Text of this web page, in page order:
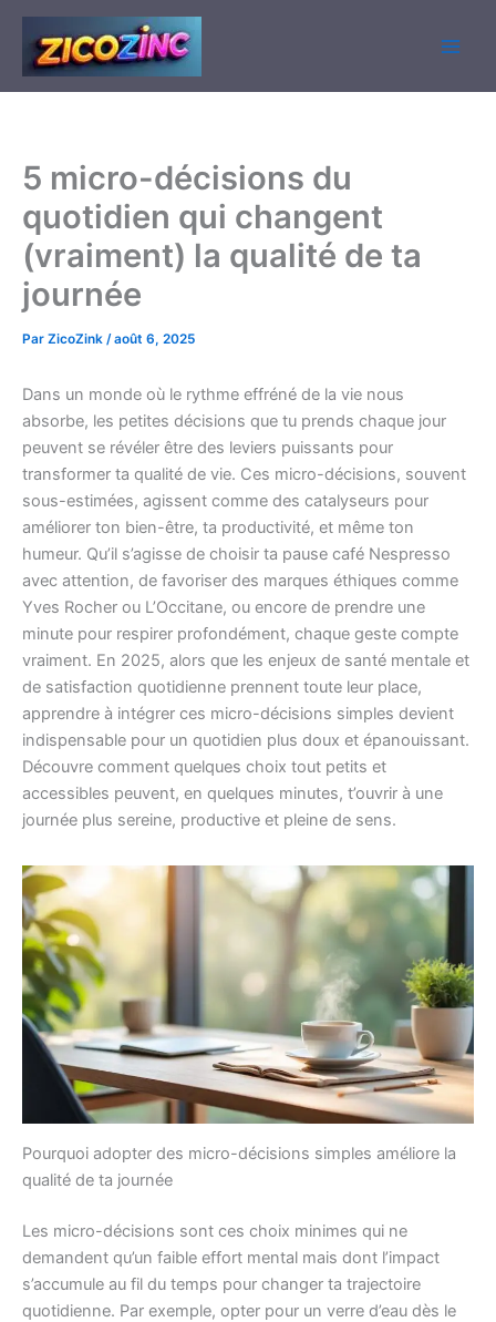
Aller
contenu
5 micro-décisions du
quotidien qui changent
(vraiment) la qualité de ta
journée
Par ZicoZink /août 6, 2025
Dans un monde où le rythme effréné de la vie nous
absorbe, les petites décisions que tu prends chaque jour
peuvent se révéler être des leviers puissants pour
transformer ta qualité de vie. Ces micro-décisions, souvent
sous-estimées, agissent comme des catalyseurs pour
améliorer ton bien-être, ta productivité, et même ton
humeur. Qu’il s’agisse de choisir ta pause café Nespresso
avec attention, de favoriser des marques éthiques comme
Yves Rocher ou L’Occitane, ou encore de prendre une
minute pour respirer profondément, chaque geste compte
vraiment. En 2025, alors que les enjeux de santé mentale et
de satisfaction quotidienne prennent toute leur place,
apprendre à intégrer ces micro-décisions simples devient
indispensable pour un quotidien plus doux et épanouissant.
Découvre comment quelques choix tout petits et
accessibles peuvent, en quelques minutes, t’ouvrir à une
journée plus sereine, productive et pleine de sens.
Pourquoi adopter des micro-décisions simples améliore la
qualité de ta journée
Les micro-décisions sont ces choix minimes qui ne
demandent qu’un faible effort mental mais dont l’impact
s’accumule au fil du temps pour changer ta trajectoire
quotidienne. Par exemple, opter pour un verre d’eau dès le